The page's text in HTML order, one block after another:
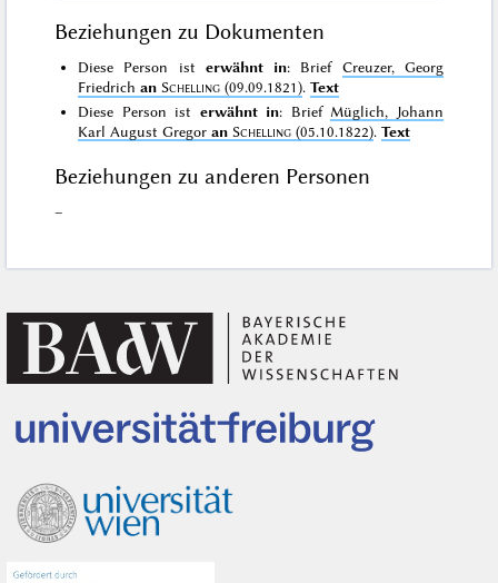
Beziehungen zu Dokumenten
Diese Person ist erwähnt in: Brief Creuzer, Georg
Friedrichan Schelling (09.09.1821).Text
Diese Person ist erwähnt in: Brief Müglich, Johann
Karl August Gregoran Schelling (05.10.1822).Text
Beziehungen zu anderen Personen
–